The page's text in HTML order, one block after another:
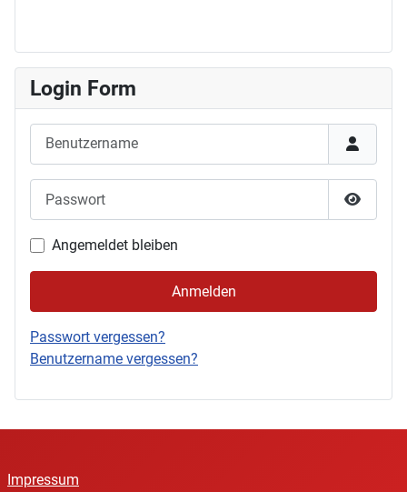
Login Form
Angemeldet bleiben
Anmelden
Passwort vergessen?
Benutzername vergessen?
Impressum